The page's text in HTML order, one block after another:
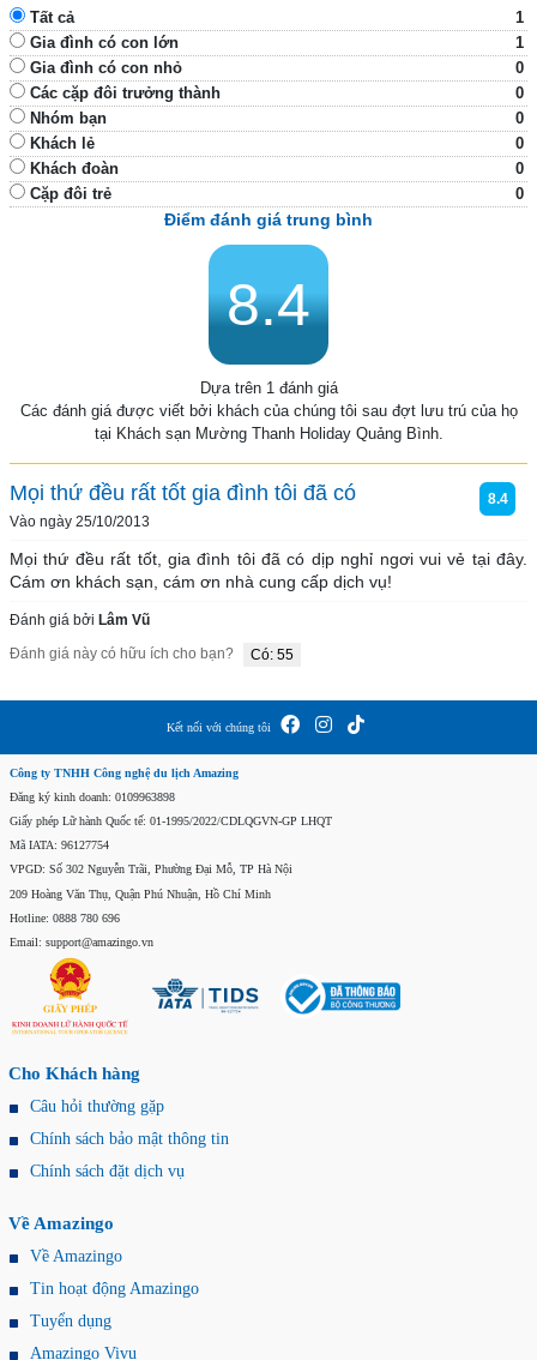
Tất cả
1
Gia đình có con lớn
1
Gia đình có con nhỏ
0
Các cặp đôi trưởng thành
0
Nhóm bạn
0
Khách lẻ
0
Khách đoàn
0
Cặp đôi trẻ
0
Điểm đánh giá trung bình
8.4
Dựa trên 1 đánh giá
Các đánh giá được viết bởi khách của chúng tôi sau đợt lưu trú của họ
tại Khách sạn Mường Thanh Holiday Quảng Bình.
Mọi thứ đều rất tốt gia đình tôi đã có
Vào ngày 25/10/2013
8.4
Mọi thứ đều rất tốt, gia đình tôi đã có dịp nghỉ ngơi vui vẻ tại đây.
Cám ơn khách sạn, cám ơn nhà cung cấp dịch vụ!
Đánh giá bởi Lâm Vũ
Đánh giá này có hữu ích cho bạn?
Có: 55
Kết nối với chúng tôi
Công ty TNHH Công nghệ du lịch Amazing
Đăng ký kinh doanh: 0109963898
Giấy phép Lữ hành Quốc tế: 01-1995/2022/CDLQGVN-GP LHQT
Mã IATA: 96127754
VPGD: Số 302 Nguyễn Trãi, Phường Đại Mỗ, TP Hà Nội
209 Hoàng Văn Thụ, Quận Phú Nhuận, Hồ Chí Minh
Hotline: 0888 780 696
Email: support@amazingo.vn
Cho Khách hàng
Câu hỏi thường gặp
Chính sách bảo mật thông tin
Chính sách đặt dịch vụ
Về Amazingo
Về Amazingo
Tin hoạt động Amazingo
Tuyển dụng
Amazingo Vivu